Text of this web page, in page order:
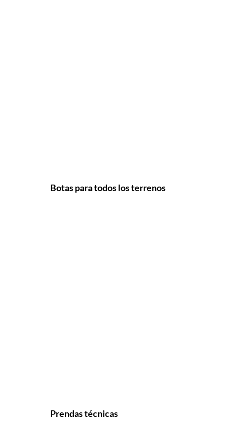
Botas para todos los terrenos
Prendas técnicas